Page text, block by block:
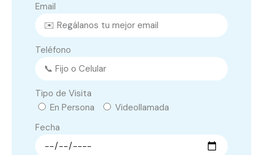
Email
Teléfono
Tipo de Visita
En Persona
Videollamada
Fecha